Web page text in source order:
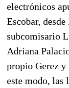
electrónicos
Escobar,
subcomisario
Adriana
propio Gerez
este modo, las